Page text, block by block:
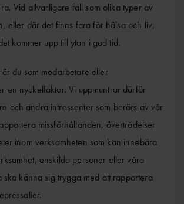
Vid allvarligare fall som olika typer av
eller där det finns fara för hälsa och liv,
kommer upp till ytan i god tid.
du som medarbetare eller
en nyckelfaktor. Vi uppmuntrar därför
och andra intressenter som berörs av vår
missförhållanden, överträdelser
inom verksamheten som kan innebära
enskilda personer eller våra
ska känna sig trygga med att rapportera